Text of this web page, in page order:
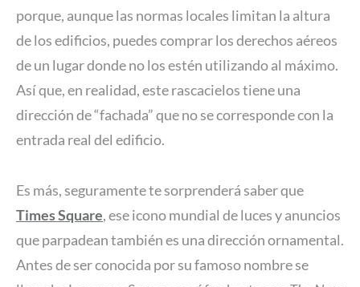
porque, aunque las normas locales limitan la altura
de los edificios, puedes comprar los derechos aéreos
de un lugar donde no los estén utilizando al máximo.
Así que, en realidad, este rascacielos tiene una
dirección de “fachada” que no se corresponde con la
entrada real del edificio.
Es más, seguramente te sorprenderá saber que
Times Square, ese icono mundial de luces y anuncios
que parpadean también es una dirección ornamental.
Antes de ser conocida por su famoso nombre se